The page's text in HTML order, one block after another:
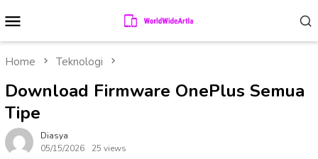
to
contentMenu
Home Teknologi
Download Firmware OnePlus Semua
Tipe
Diasya
05/15/2026
25 views